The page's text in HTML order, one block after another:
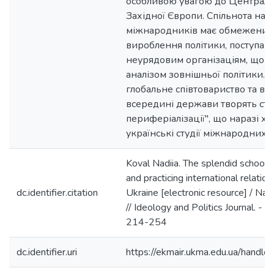
Західної Європи. Спільнота
міжнародників має
вироблення політики,
неурядовим організаціям, що
аналізом зовнішньої політики.
глобальне співтовариство та
всередині держави творять
периферіалізації", що наразі
українські студії міжнародних
dc.identifier.citation
Koval Nadiia. The splendid school
and practicing international
Ukraine [electronic resource] /
// Ideology and Politics Journal. -
214-254
dc.identifier.uri https://ekmair.ukma.edu.ua/